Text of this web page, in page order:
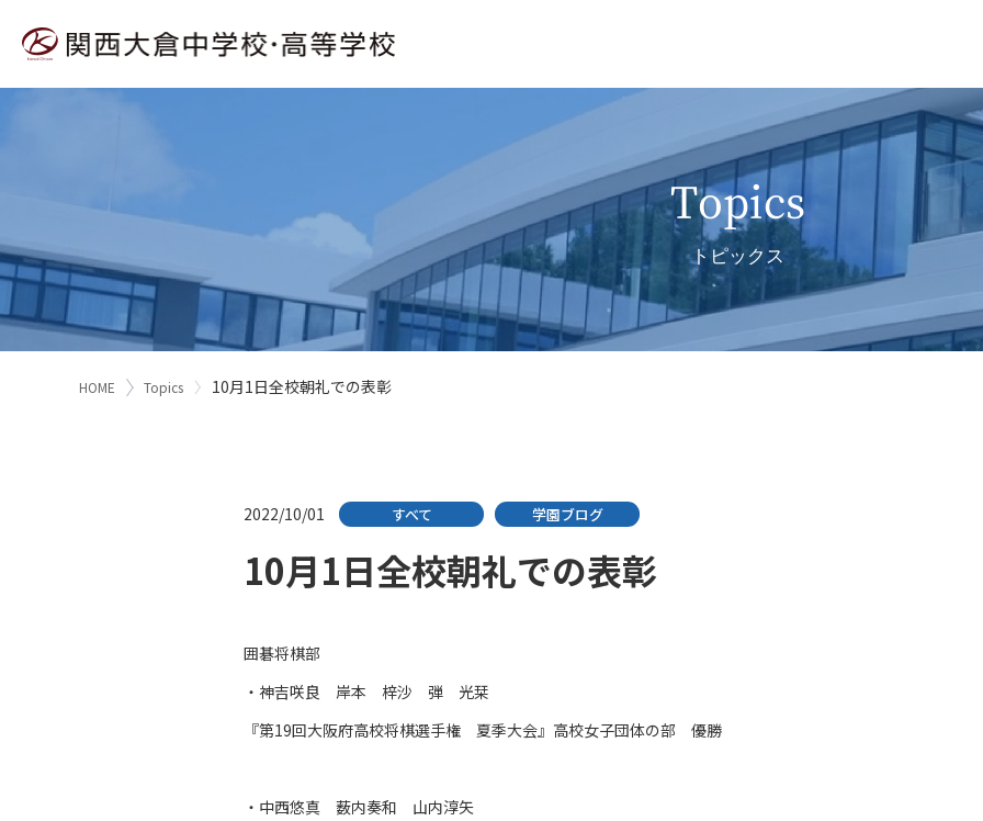
Topics
トピックス
HOME Topics 10月1日全校朝礼での表彰
2022/10/01 すべて 学園ブログ
10月1日全校朝礼での表彰
囲碁将棋部
・神吉咲良 岸本 梓沙 弾 光栞
『第19回大阪府高校将棋選手権 夏季大会』高校女子団体の部 優勝
・中西悠真 薮内奏和 山内淳矢